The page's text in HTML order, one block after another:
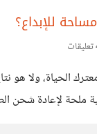
للإبداع؟
معترك الحياة،
لإعادة شحن